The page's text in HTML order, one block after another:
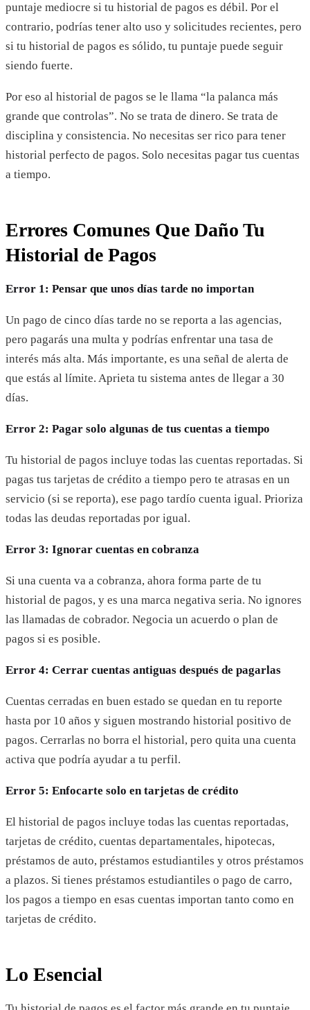
puntaje mediocre si tu historial de pagos es débil. Por el
contrario, podrías tener alto uso y solicitudes recientes, pero
si tu historial de pagos es sólido, tu puntaje puede seguir
siendo fuerte.
Por eso al historial de pagos se le llama “la palanca más
grande que controlas”. No se trata de dinero. Se trata de
disciplina y consistencia. No necesitas ser rico para tener
historial perfecto de pagos. Solo necesitas pagar tus cuentas
a tiempo.
Errores Comunes Que Daño Tu
Historial de Pagos
Error 1: Pensar que unos días tarde no importan
Un pago de cinco días tarde no se reporta a las agencias,
pero pagarás una multa y podrías enfrentar una tasa de
interés más alta. Más importante, es una señal de alerta de
que estás al límite. Aprieta tu sistema antes de llegar a 30
días.
Error 2: Pagar solo algunas de tus cuentas a tiempo
Tu historial de pagos incluye todas las cuentas reportadas. Si
pagas tus tarjetas de crédito a tiempo pero te atrasas en un
servicio (si se reporta), ese pago tardío cuenta igual. Prioriza
todas las deudas reportadas por igual.
Error 3: Ignorar cuentas en cobranza
Si una cuenta va a cobranza, ahora forma parte de tu
historial de pagos, y es una marca negativa seria. No ignores
las llamadas de cobrador. Negocia un acuerdo o plan de
pagos si es posible.
Error 4: Cerrar cuentas antiguas después de pagarlas
Cuentas cerradas en buen estado se quedan en tu reporte
hasta por 10 años y siguen mostrando historial positivo de
pagos. Cerrarlas no borra el historial, pero quita una cuenta
activa que podría ayudar a tu perfil.
Error 5: Enfocarte solo en tarjetas de crédito
El historial de pagos incluye todas las cuentas reportadas,
tarjetas de crédito, cuentas departamentales, hipotecas,
préstamos de auto, préstamos estudiantiles y otros préstamos
a plazos. Si tienes préstamos estudiantiles o pago de carro,
los pagos a tiempo en esas cuentas importan tanto como en
tarjetas de crédito.
Lo Esencial